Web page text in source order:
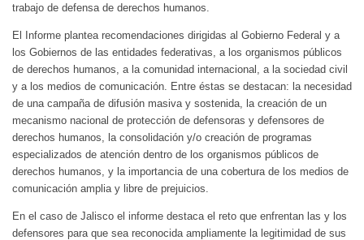
trabajo de defensa de derechos humanos.
El Informe plantea recomendaciones dirigidas al Gobierno Federal y a
los Gobiernos de las entidades federativas, a los organismos públicos
de derechos humanos, a la comunidad internacional, a la sociedad civil
y a los medios de comunicación. Entre éstas se destacan: la necesidad
de una campaña de difusión masiva y sostenida, la creación de un
mecanismo nacional de protección de defensoras y defensores de
derechos humanos, la consolidación y/o creación de programas
especializados de atención dentro de los organismos públicos de
derechos humanos, y la importancia de una cobertura de los medios de
comunicación amplia y libre de prejuicios.
En el caso de Jalisco el informe destaca el reto que enfrentan las y los
defensores para que sea reconocida ampliamente la legitimidad de sus